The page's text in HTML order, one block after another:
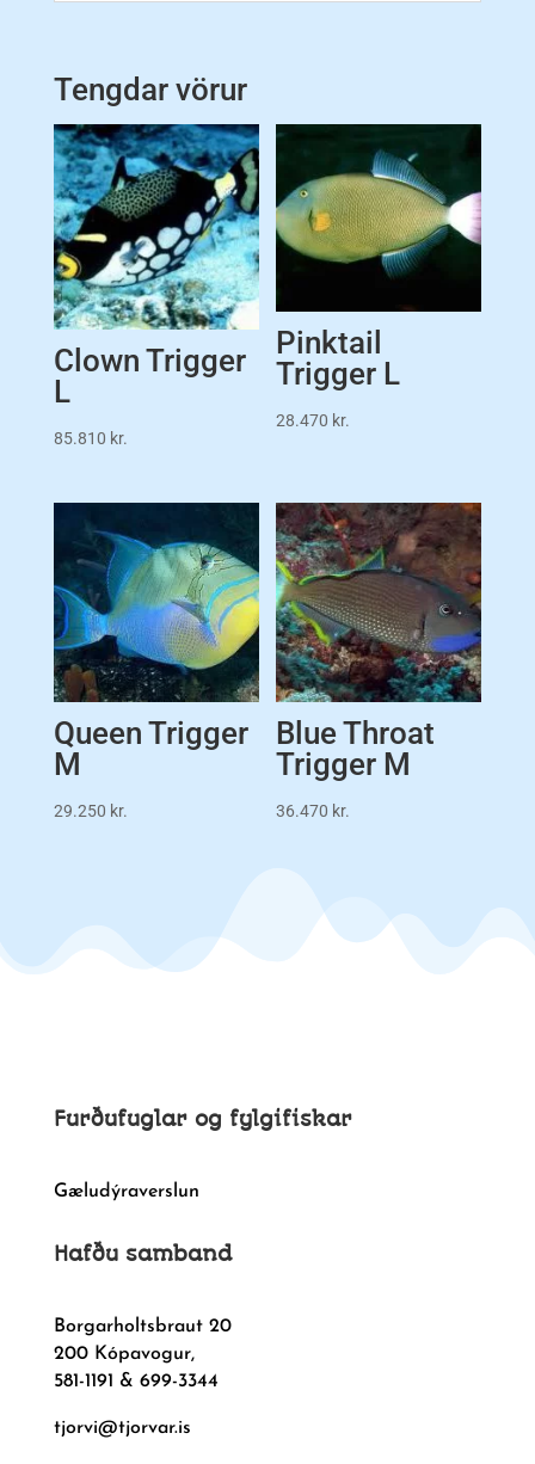
Tengdar vörur
Clown Trigger
L
85.810 kr.
Pinktail
Trigger L
28.470 kr.
Queen Trigger
M
29.250 kr.
Blue Throat
Trigger M
36.470 kr.
Furðufuglar og fylgifiskar
Gæludýraverslun
Hafðu samband
Borgarholtsbraut 20
200 Kópavogur,
581-1191 & 699-3344
tjorvi@tjorvar.is